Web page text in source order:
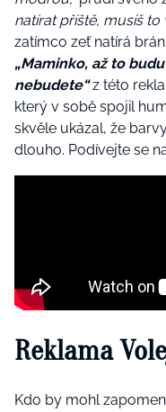
natírat příště, musíš to
zatímco zeť natírá
„Maminko, až to
nebudete“z této
který v sobě spojil
skvěle ukázal, že
dlouho. Podívejte se
Reklama
Kdo by mohl